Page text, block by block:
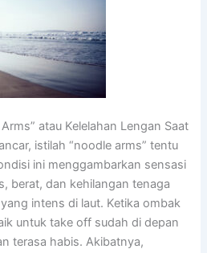
atau Kelelahan Lengan Saat
istilah “noodle arms” tentu
ini menggambarkan sensasi
berat, dan kehilangan tenaga
intens di laut. Ketika ombak
untuk take off sudah di depan
terasa habis. Akibatnya,